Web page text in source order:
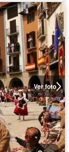
Ver foto